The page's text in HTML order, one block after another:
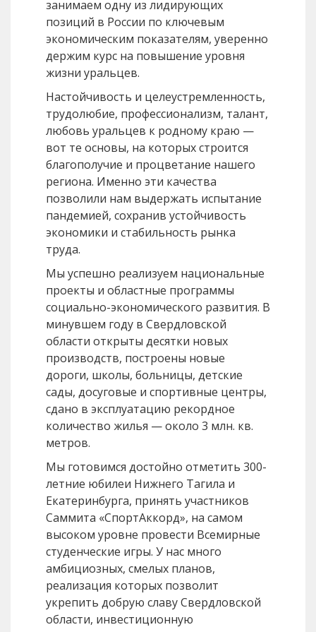
занимаем одну из лидирующих
позиций в России по ключевым
экономическим показателям, уверенно
держим курс на повышение уровня
жизни уральцев.
Настойчивость и целеустремленность,
трудолюбие, профессионализм, талант,
любовь уральцев к родному краю —
вот те основы, на которых строится
благополучие и процветание нашего
региона. Именно эти качества
позволили нам выдержать испытание
пандемией, сохранив устойчивость
экономики и стабильность рынка
труда.
Мы успешно реализуем национальные
проекты и областные программы
социально-экономического развития. В
минувшем году в Свердловской
области открыты десятки новых
производств, построены новые
дороги, школы, больницы, детские
сады, досуговые и спортивные центры,
сдано в эксплуатацию рекордное
количество жилья — около 3 млн. кв.
метров.
Мы готовимся достойно отметить 300-
летние юбилеи Нижнего Тагила и
Екатеринбурга, принять участников
Саммита «СпортАккорд», на самом
высоком уровне провести Всемирные
студенческие игры. У нас много
амбициозных, смелых планов,
реализация которых позволит
укрепить добрую славу Свердловской
области, инвестиционную